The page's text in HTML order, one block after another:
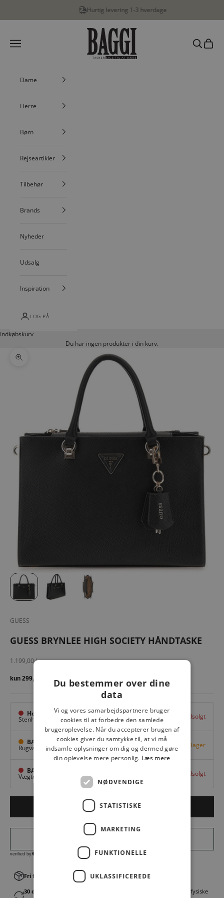
Hurtig levering 1-3 hverdage
…
BAGGI
Menu
Søg
Dame
Herre
Børn
Rejseartikler
Tilbehør
Brands
Nyheder
Udsalg
Inspiration
LOG PÅ
Indkøbskurv
Du har ingen produkter i din kurv.
Zoom
GUESS
GUESS BRYNLEE HIGH SOCIETY HÅNDTASKE
Salgspris
1.199,00 kr
Hovedlager
Stenhuggervej 10, Odense M Udsolgt
BAGGI Tarup Center
Rugvang 36,Odense NV Få på lager
BAGGI Nyborg
Vægtergade 1, Nyborg Udsolgt
LÆG I KURV
Fri fragt v. køb over 499,00 kr.│Levering 1-3 hverdage
30 dages fortrydelsesret
│Byt eller returner gratis i en af vores fysiske
Du bestemmer over dine
data
Vi og vores samarbejdspartnere bruger
cookies til at forbedre den samlede
brugeroplevelse. Når du accepterer brugen af
cookies giver du samtykke til, at vi må
indsamle oplysninger om dig og dermed gøre
din oplevelse mere personlig. Læs mere
NØDVENDIGE
STATISTISKE
MARKETING
FUNKTIONELLE
UKLASSIFICEREDE